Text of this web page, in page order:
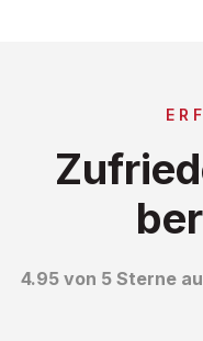
4.95 von 5 Sterne